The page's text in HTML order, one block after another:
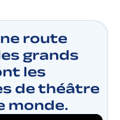
route
grands
les
de théâtre
monde.